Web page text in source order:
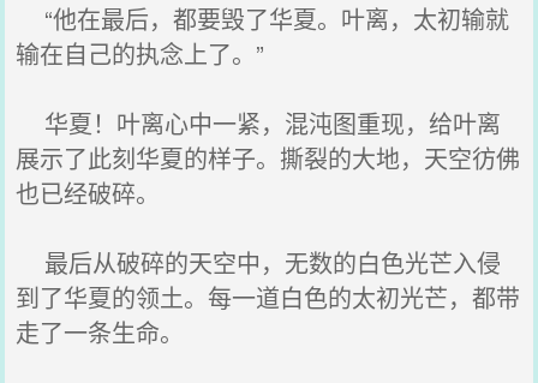
“他在最后，都要毁了华夏。叶离，太初输就
输在自己的执念上了。”
华夏！叶离心中一紧，混沌图重现，给叶离
展示了此刻华夏的样子。撕裂的大地，天空彷佛
也已经破碎。
最后从破碎的天空中，无数的白色光芒入侵
到了华夏的领土。每一道白色的太初光芒，都带
走了一条生命。